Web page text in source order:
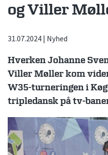
og Viller
31.07.2024 | Nyhed
Hverken Johanne
Viller Møller kom
W35-turneringen i
tripledansk på tv-